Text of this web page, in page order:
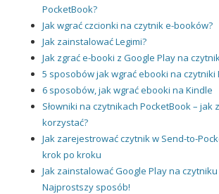
PocketBook?
Jak wgrać czcionki na czytnik e-booków?
Jak zainstalować Legimi?
Jak zgrać e-booki z Google Play na
5 sposobów jak wgrać ebooki na czytniki
6 sposobów, jak wgrać ebooki na Kindle
Słowniki na czytnikach PocketBook – jak
korzystać?
Jak zarejestrować czytnik w Send-to-
krok po kroku
Jak zainstalować Google Play na
Najprostszy sposób!